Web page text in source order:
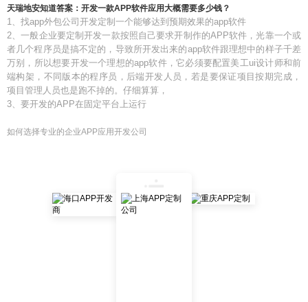
天瑞地安知道答案：开发一款APP软件应用大概需要多少钱？
1、找app外包公司开发定制一个能够达到预期效果的app软件
2、一般企业要定制开发一款按照自己要求开制作的APP软件，光靠一个或
者几个程序员是搞不定的，导致所开发出来的app软件跟理想中的样子千差
万别，所以想要开发一个理想的app软件，它必须要配置美工ui设计师和前
端构架，不同版本的程序员，后端开发人员，若是要保证项目按期完成，
项目管理人员也是跑不掉的。仔细算算，
3、要开发的APP在固定平台上运行
如何选择专业的企业APP应用开发公司